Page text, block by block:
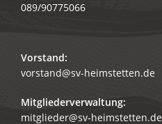
089/90775066
Vorstand:
vorstand@sv-heimstetten.de
Mitgliederverwaltung:
mitglieder@sv-heimstetten.de